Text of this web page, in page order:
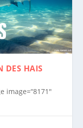
DES HAIS
image=“8171″